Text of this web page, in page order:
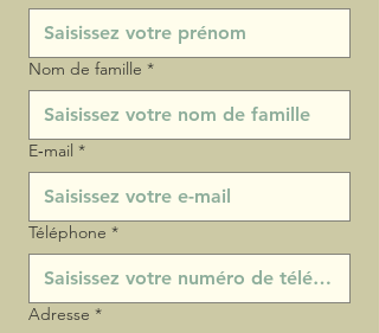
Nom de famille *
E‑mail *
Téléphone *
Adresse *